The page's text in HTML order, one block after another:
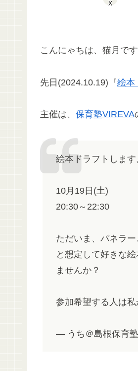
X
こんにゃちは、猫月で
先日(2024.10.19)『絵本
主催は、 保育塾VIREVA
絵本ドラフトします
10月19日(土)
20:30～22:30
ただいま、パネラ
と想定して好きな
ませんか？
参加希望する人は
— うち＠島根保育